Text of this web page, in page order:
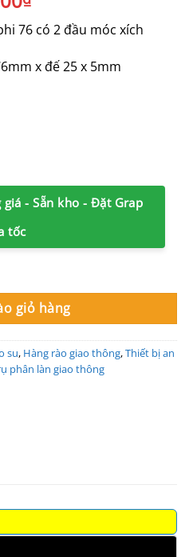
hiện
tại
là:
750,000₫.
76 có 2 đầu móc xích
x đế 25 x 5mm
giá - Sẵn kho - Đặt Grap
tốc
x 76 x 250mm số lượng
giỏ hàng
su, Hàng rào giao thông,Thiết bị an
phân làn giao thông